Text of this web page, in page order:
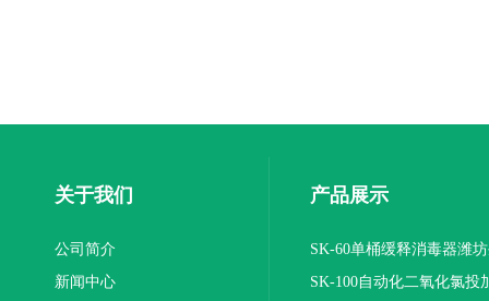
关于我们
公司简介
新闻中心
产品展示
SK-60单桶缓释消毒器潍
SK-100自动化二氧化氯投